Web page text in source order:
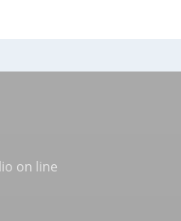
on line